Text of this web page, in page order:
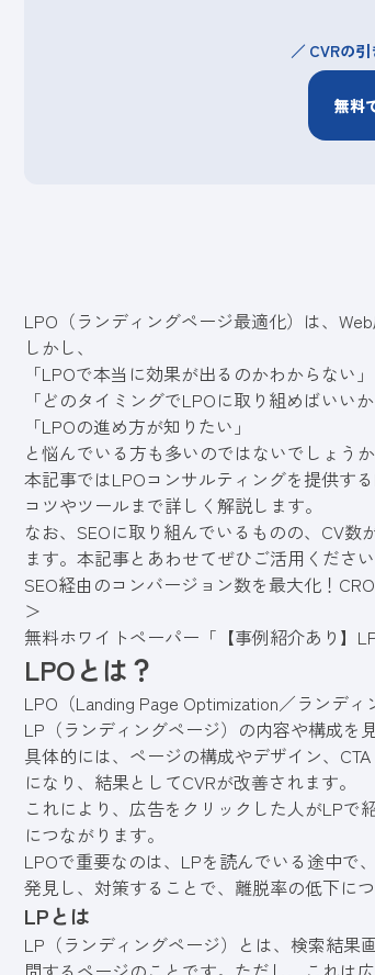
CVRの
無料
LPO（ランディングページ最適化）は、
しかし、
「LPOで本当に効果が出るのかわからない」
「どのタイミングでLPOに取り組めばいいか
「LPOの進め方が知りたい」
と悩んでいる方も多いのではないでしょうか
本記事ではLPOコンサルティングを提供す
コツやツールまで詳しく解説します。
なお、SEOに取り組んでいるものの、CV
ます。本記事とあわせてぜひご活用ください
SEO経由のコンバージョン数を最大化！
＞
無料ホワイトペーパー「【事例紹介あり】
LPOとは？
LPO （Landing Page Optimization／ランディ
LP（ランディングページ）の内容や構成を
具体的には、ページの構成やデザイン、
になり、結果としてCVRが改善されます。
これにより、広告をクリックした人がLP
につながります。
LPOで重要なのは、LPを読んでいる途中で
発見し、対策することで、離脱率の低下に
LPとは
LP（ランディングページ）とは、検索結果